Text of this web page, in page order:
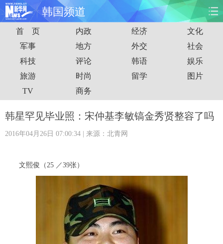
韩国频道
首页 时政 国际 财经
娱乐 体育 人事 教育
时尚 思客
港澳 台湾 华人 汽车
科技 能源
图片 视频
健康 信息化
公益 军事
摄影
首 页 内政 经济
文化
军事
地方 外交
社会
科技
评论 韩语
娱乐
旅游
时尚 留学
图片
TV
商务
韩星罕见毕业照：宋仲基李敏镐金秀贤整容了吗
2016年04月26日 07:00:34 | 来源：北青网
文熙俊（25 ／39张）